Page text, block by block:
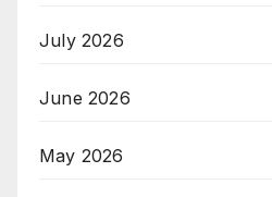
July 2026
June 2026
May 2026